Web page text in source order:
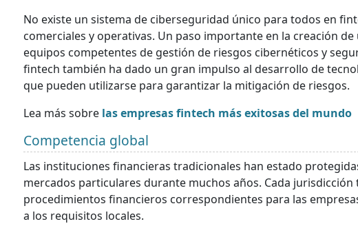
No existe un sistema de ciberseguridad único para todos en
comerciales y operativas. Un paso importante en la creación
equipos competentes de gestión de riesgos cibernéticos y
fintech también ha dado un gran impulso al desarrollo de
que pueden utilizarse para garantizar la mitigación de riesgos.
Lea más sobre las empresas fintech más exitosas del mundo
Competencia global
Las instituciones financieras tradicionales han estado
mercados particulares durante muchos años. Cada
procedimientos financieros correspondientes para las
a los requisitos locales.